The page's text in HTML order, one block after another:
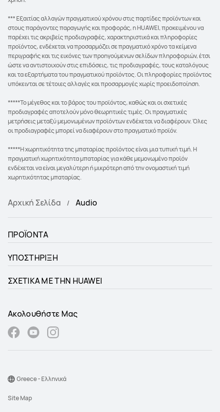
*** Εξαιτίας αλλαγών πραγματικού χρόνου στις παρτίδες προϊόντων και
στους παράγοντες παραγωγής και προφοράς, η HUAWEI, προκειμένου να
παρέχει τις ακριβείς προδιαγραφές, χαρακτηριστικά και πληροφορίες
προϊόντος, ενδέχεται να προσαρμόζει σε πραγματικό χρόνο τα κείμενα
περιγραφής και τις εικόνες των προηγούμενων σελίδων πληροφοριών, έτσι
ώστε να αντιστοιχούν στις επιδόσεις, τις προδιαγραφές, τους καταλόγους
και τα εξαρτήματα του πραγματικού προϊόντος. Οι πληροφορίες προϊόντος
υπόκεινται σε τέτοιες αλλαγές και προσαρμογές χωρίς προειδοποίηση.
*****Το μέγεθος και το βάρος του προϊόντος, καθώς και οι σχετικές
προδιαγραφές αποτελούν μόνο θεωρητικές τιμές. Οι πραγματικές
μετρήσεις μεταξύ μεμονωμένων προϊόντων ενδέχεται να διαφέρουν. Όλες
οι προδιαγραφές μπορεί να διαφέρουν στο πραγματικό προϊόν.
*****Η χωρητικότητα της μπαταρίας προϊόντος είναι μια τυπική τιμή. Η
πραγματική χωρητικότητα μπαταρίας για κάθε μεμονωμένο προϊόν
ενδέχεται να είναι μεγαλύτερη ή μικρότερη από την ονομαστική τιμή
χωρητικότητας μπαταρίας.
Αρχική Σελίδα Audio
ΠΡΟΪΟΝΤΑ
ΥΠΟΣΤΗΡΙΞΗ
ΣΧΕΤΙΚΑ ΜΕ ΤΗΝ HUAWEI
Ακολουθήστε Μας
Site Map
Greece - Ελληνικά